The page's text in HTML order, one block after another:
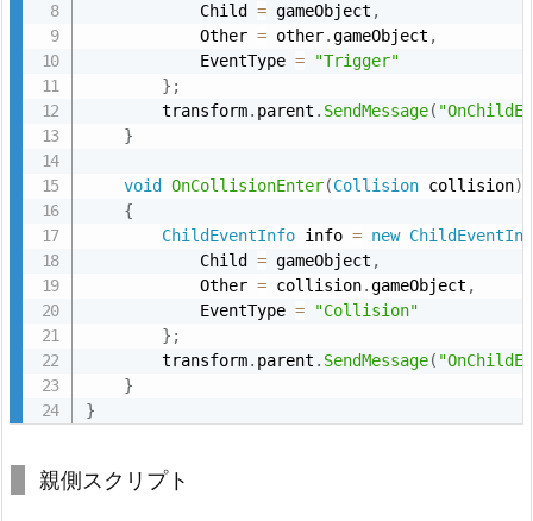
            Child
= gameObject ,
            Other
= other.gameObject ,
            EventType
=
"Trigger"
} ;
        transform
. parent . SendMessage(
}
void OnCollisionEnter(Collision collision)
{
ChildEventInfo info = new
            Child
= gameObject ,
            Other
= collision.gameObject ,
            EventType
=
"Collision"
} ;
        transform
. parent . SendMessage(
}
}
親側スクリプト